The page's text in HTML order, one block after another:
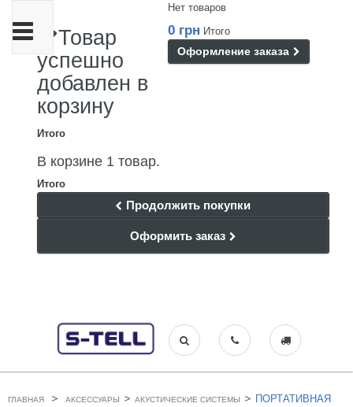
Нет товаров
0 грн Итого
Оформление заказа
Товар
успешно
добавлен в
корзину
Итого
В корзине 1 товар.
Итого
Продолжить покупки
Оформить заказ
Переключить
навигации
ГЛАВНАЯ > АКСЕССУАРЫ > АКУСТИЧЕСКИЕ СИСТЕМЫ > ПОРТАТИВНАЯ